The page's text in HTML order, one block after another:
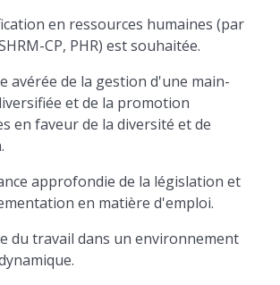
en ressources humaines (par
CP, PHR) est souhaitée.
avérée de la gestion d'une main-
et de la promotion
en faveur de la diversité et de
approfondie de la législation et
en matière d'emploi.
du travail dans un environnement